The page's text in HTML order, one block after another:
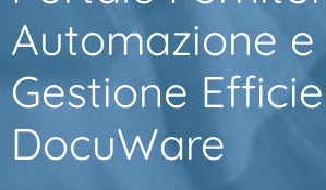
Automazione e
Gestione
DocuWare